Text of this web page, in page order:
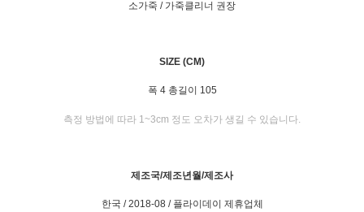
소가죽 / 가죽클리너 권장
SIZE (CM)
폭 4 총길이 105
측정 방법에 따라 1~3cm 정도 오차가 생길 수 있습니다.
제조국/제조년월/제조사
한국 / 2018-08 / 플라이데이 제휴업체